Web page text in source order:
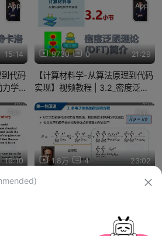
15:14
App
代码
学蒙
9730 0 21:29
App
【计算材料学-从算法原理到代码
实现】视频教程 | 3.2_密度泛函
19:10 1.8万 4 23:02
04-2-第一性原理计算概念
证 沪网文【2019】3804-274号